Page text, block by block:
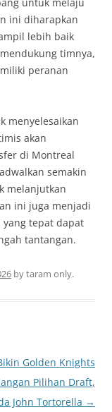
ini diharapkan
lebih baik
timnya,
peranan
menyelesaikan
akan
di Montreal
semakin
melanjutkan
ini juga menjadi
tepat dapat
tantangan.
bytaram only.
Golden Knights
Pilihan Draft,
John Tortorella →